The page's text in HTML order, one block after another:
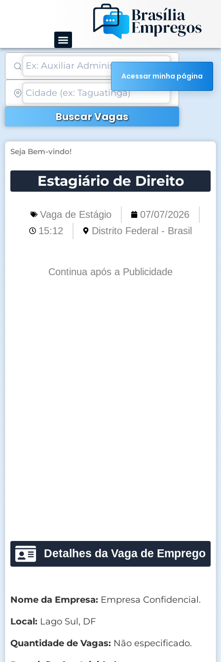
conteúdo
Buscar Vagas
Seja Bem-vindo!
Estagiário de Direito
Vaga de Estágio
07/07/2026
15:12
Distrito Federal - Brasil
Continua após a Publicidade
Detalhes da Vaga de Emprego
Nome da Empresa: Empresa Confidencial.
Local: Lago Sul, DF
Quantidade de Vagas: Não especificado.
Acessar minha página